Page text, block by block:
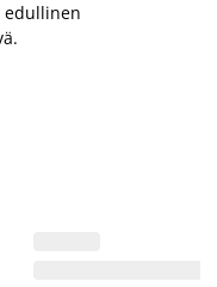
edullinen